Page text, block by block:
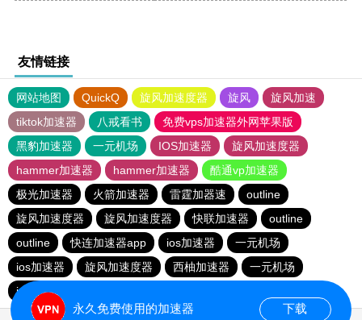
友情链接
网站地图 QuickQ 旋风加速度器 旋风
旋风加速
tiktok加速器
八戒看书
免费vps加速器外网苹果版
黑豹加速器
一元机场 IOS加速器
旋风加速度器
hammer加速器
hammer加速器
酷通vp加速器
极光加速器
火箭加速器 雷霆加器速
outline
旋风加速度器
旋风加速度器 快联加速器
outline
outline
快连加速器app ios加速器
一元机场
ios加速器
旋风加速度器 西柚加速器
一元机场
ios加速器
永久免费使用的加速器 下载